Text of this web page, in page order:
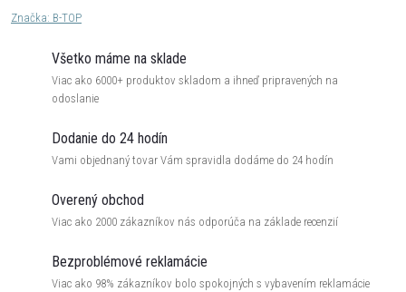
Značka: B-TOP
Všetko máme na sklade
Viac ako 6000+ produktov skladom a ihneď pripravených na
odoslanie
Dodanie do 24 hodín
Vami objednaný tovar Vám spravidla dodáme do 24 hodín
Overený obchod
Viac ako 2000 zákazníkov nás odporúča na základe recenzií
Bezproblémové reklamácie
Viac ako 98% zákazníkov bolo spokojných s vybavením reklamácie